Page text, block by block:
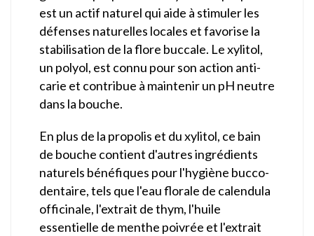
est un actif naturel qui aide à stimuler les
défenses naturelles locales et favorise la
stabilisation de la flore buccale. Le xylitol,
un polyol, est connu pour son action anti-
carie et contribue à maintenir un pH neutre
dans la bouche.
En plus de la propolis et du xylitol, ce bain
de bouche contient d'autres ingrédients
naturels bénéfiques pour l'hygiène bucco-
dentaire, tels que l'eau florale de calendula
officinale, l'extrait de thym, l'huile
essentielle de menthe poivrée et l'extrait